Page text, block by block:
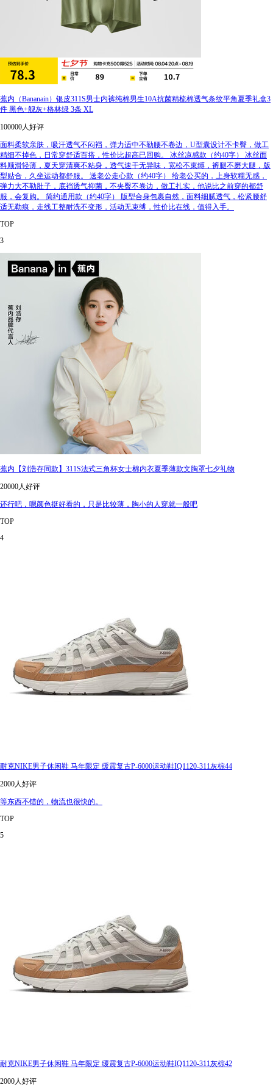
蕉内（Bananain）银皮311S男士内裤纯棉男生10A抗菌精梳棉透气条纹平角夏季礼盒3
件 黑色+舰灰+格林绿 3条 XL
100000人好评
面料柔软亲肤，吸汗透气不闷裆，弹力适中不勒腰不卷边，U型囊设计不卡臀，做工
精细不掉色，日常穿舒适百搭，性价比超高已回购。 冰丝凉感款（约40字） 冰丝面
料顺滑轻薄，夏天穿清爽不粘身，透气速干无异味，宽松不束缚，裤腿不磨大腿，版
型贴合，久坐运动都舒服。 送老公走心款（约40字） 给老公买的，上身软糯无感，
弹力大不勒肚子，底裆透气抑菌，不夹臀不卷边，做工扎实，他说比之前穿的都舒
服，会复购。 简约通用款（约40字） 版型合身包裹自然，面料细腻透气，松紧腰舒
适无勒痕，走线工整耐洗不变形，活动无束缚，性价比在线，值得入手。
TOP
3
蕉内【刘浩存同款】311S法式三角杯女士棉内衣夏季薄款文胸罩七夕礼物
20000人好评
还行吧，嗯颜色挺好看的，只是比较薄，胸小的人穿就一般吧
TOP
4
耐克NIKE男子休闲鞋 马年限定 缓震复古P-6000运动鞋IQ1120-311灰棕44
2000人好评
等东西不错的，物流也很快的。
TOP
5
耐克NIKE男子休闲鞋 马年限定 缓震复古P-6000运动鞋IQ1120-311灰棕42
2000人好评